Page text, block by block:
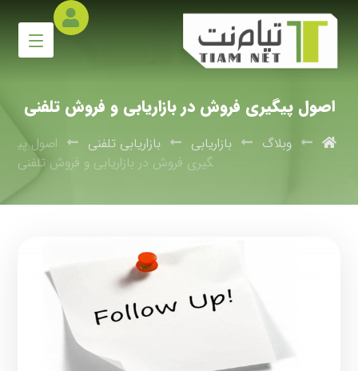
اصول پیگیری فروش در بازاریابی و فروش تلفنی
وبلاگ بازاریابی بازاریابی تلفنی
اصول پی
گیری فروش در بازاریابی و فروش تلفنی